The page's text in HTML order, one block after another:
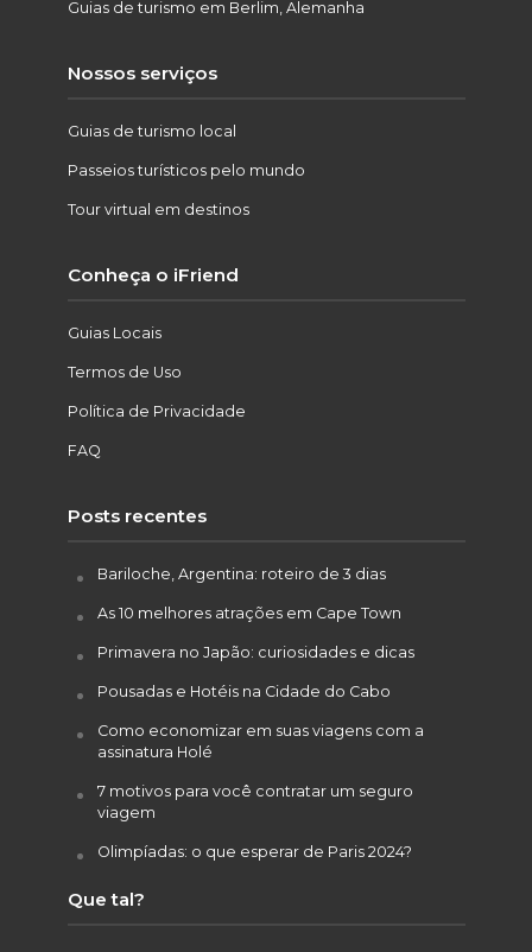
Guias de turismo em Berlim, Alemanha
Nossos serviços
Guias de turismo local
Passeios turísticos pelo mundo
Tour virtual em destinos
Conheça o iFriend
Guias Locais
Termos de Uso
Política de Privacidade
FAQ
Posts recentes
Bariloche, Argentina: roteiro de 3 dias
As 10 melhores atrações em Cape Town
Primavera no Japão: curiosidades e dicas
Pousadas e Hotéis na Cidade do Cabo
Como economizar em suas viagens com a
assinatura Holé
7 motivos para você contratar um seguro
viagem
Olimpíadas: o que esperar de Paris 2024?
Que tal?